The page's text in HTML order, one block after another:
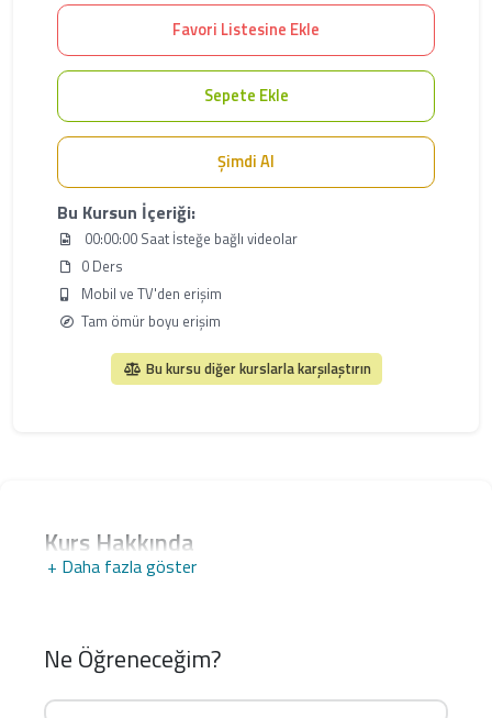
+ Daha fazla göster
Kurs Hakkında
Ne Öğreneceğim?
Favori Listesine Ekle
Sepete Ekle
Şimdi Al
Bu Kursun İçeriği:
00:00:00 Saat İsteğe bağlı videolar
0 Ders
Mobil ve TV'den erişim
Tam ömür boyu erişim
Bu kursu diğer kurslarla karşılaştırın